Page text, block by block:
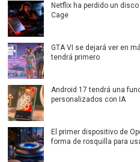
Netflix ha perdido un
Cage
GTA VI se dejará ver en
tendrá primero
Android 17 tendrá una
personalizados con IA
El primer dispositivo de
forma de rosquilla para